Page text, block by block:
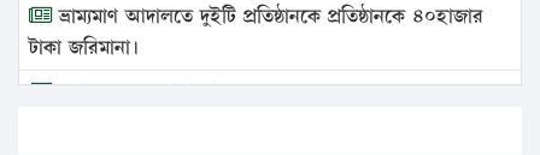
ভ্রাম্যমাণ আদালতে দুইটি প্রতিষ্ঠানকে প্রতিষ্ঠানকে ৪০হাজার
টাকা জরিমানা।
এবার লঞ্চের ভাড়া বাড়ল